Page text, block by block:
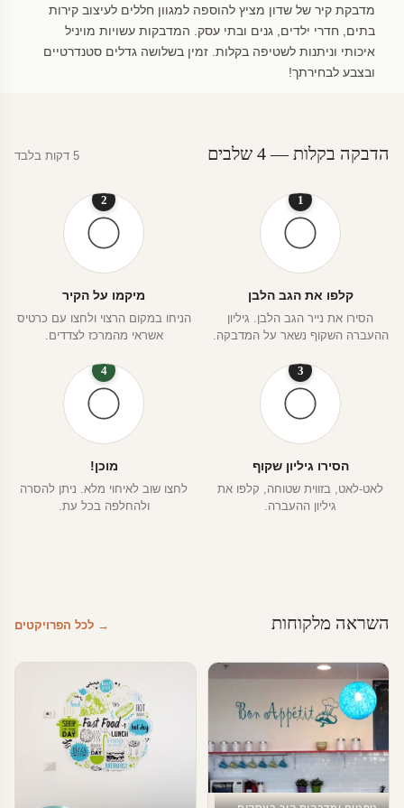
מדבקת קיר של שדון מציץ להוספה למגוון חללים לעיצוב קירות
בתים, חדרי ילדים, גנים ובתי עסק. המדבקות עשויות מויניל
איכותי וניתנות לשטיפה בקלות. זמין בשלושה גדלים סטנדרטיים
ובצבע לבחירתך!
הדבקה בקלות — 4 שלבים 5 דקות בלבד
1
קלפו את הגב הלבן
הסירו את נייר הגב הלבן. גיליון
ההעברה השקוף נשאר על המדבקה.
2
מיקמו על הקיר
הניחו במקום הרצוי ולחצו עם כרטיס
אשראי מהמרכז לצדדים.
3
הסירו גיליון שקוף
לאט-לאט, בזווית שטוחה, קלפו את
גיליון ההעברה.
4
מוכן!
לחצו שוב לאיחוי מלא. ניתן להסרה
ולהחלפה בכל עת.
השראה מלקוחות → לכל הפרויקטים